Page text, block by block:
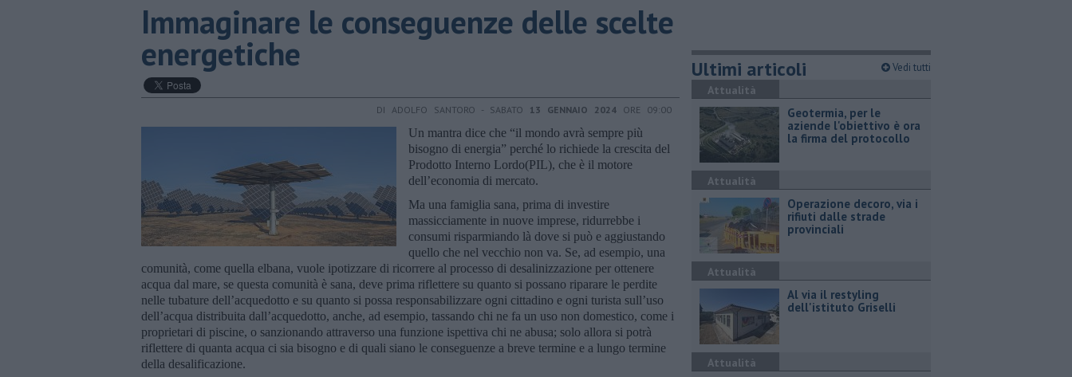
Immaginare le conseguenze delle scelte
energetiche
DI ADOLFO SANTORO - SABATO 13 GENNAIO 2024 ORE 09:00
Un mantra dice che “il mondo avrà sempre più
bisogno di energia” perché lo richiede la crescita del
Prodotto Interno Lordo(PIL), che è il motore
dell’economia di mercato.
Ma una famiglia sana, prima di investire
massicciamente in nuove imprese, ridurrebbe i
consumi risparmiando là dove si può e aggiustando
quello che nel vecchio non va. Se, ad esempio, una
comunità, come quella elbana, vuole ipotizzare di ricorrere al processo di desalinizzazione per ottenere
acqua dal mare, se questa comunità è sana, deve prima riflettere su quanto si possano riparare le perdite
nelle tubature dell’acquedotto e su quanto si possa responsabilizzare ogni cittadino e ogni turista sull’uso
dell’acqua distribuita dall’acquedotto, anche, ad esempio, tassando chi ne fa un uso non domestico, come i
proprietari di piscine, o sanzionando attraverso una funzione ispettiva chi ne abusa; solo allora si potrà
riflettere di quanta acqua ci sia bisogno e di quali siano le conseguenze a breve termine e a lungo termine
della desalificazione.
Ultimi articoli Vedi tutti
Attualità
Geotermia, per le
aziende l'obiettivo è ora
la firma del protocollo
Attualità
Operazione decoro, via i
rifiuti dalle strade
provinciali
Attualità
Al via il restyling
dell'istituto Griselli
Attualità